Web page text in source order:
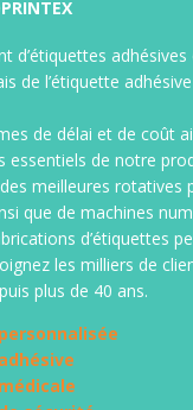
spéciale)
d’étiquettes
de l’étiquette
de délai et de coût
essentiels de notre
meilleures rotatives
que de machines
d’étiquettes
les milliers de
plus de 40 ans.